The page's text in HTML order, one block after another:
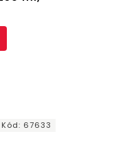
Kód: 67633